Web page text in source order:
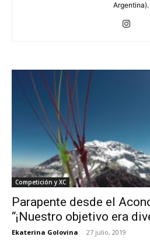
Argentina).
Competición y XC
Parapente desde el
“¡Nuestro objetivo era
Ekaterina Golovina - 27 julio, 2019